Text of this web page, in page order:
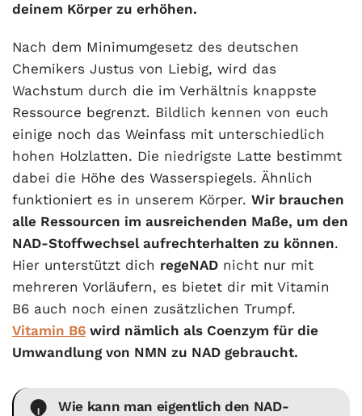
deinem Körper zu erhöhen.
Nach dem Minimumgesetz des deutschen
Chemikers Justus von Liebig, wird das
Wachstum durch die im Verhältnis knappste
Ressource begrenzt. Bildlich kennen von euch
einige noch das Weinfass mit unterschiedlich
hohen Holzlatten. Die niedrigste Latte bestimmt
dabei die Höhe des Wasserspiegels. Ähnlich
funktioniert es in unserem Körper.Wir brauchen
alle Ressourcen im ausreichenden Maße, um den
NAD-Stoffwechsel aufrechterhalten zu können.
Hier unterstützt dich regeNAD nicht nur mit
mehreren Vorläufern, es bietet dir mit Vitamin
B6 auch noch einen zusätzlichen Trumpf.
Vitamin B6 wird nämlich als Coenzym für die
Umwandlung von NMN zu NAD gebraucht.
Wie kann man eigentlich den NAD-